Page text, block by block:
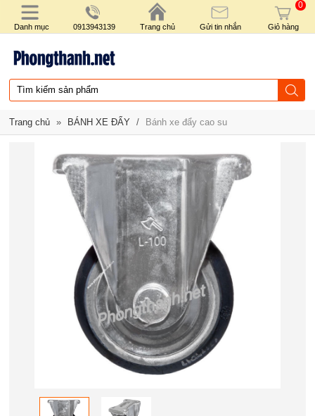
Danh mục 0913943139 Trang chủ Gửi tin nhắn
0
Giỏ hàng
Trang chủ » BÁNH XE ĐẨY / Bánh xe đẩy cao su